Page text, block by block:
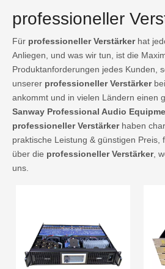
professioneller
Für professioneller Verstärkerhat
Anliegen, und was wir tun, ist die
Produktanforderungen jedes Kunden,
unserer professioneller Verstärker
ankommt und in vielen Ländern einen
Sanway Professional Audio
professioneller Verstärkerhaben
praktische Leistung & günstigen Preis,
über die professioneller Verstärker,
uns.